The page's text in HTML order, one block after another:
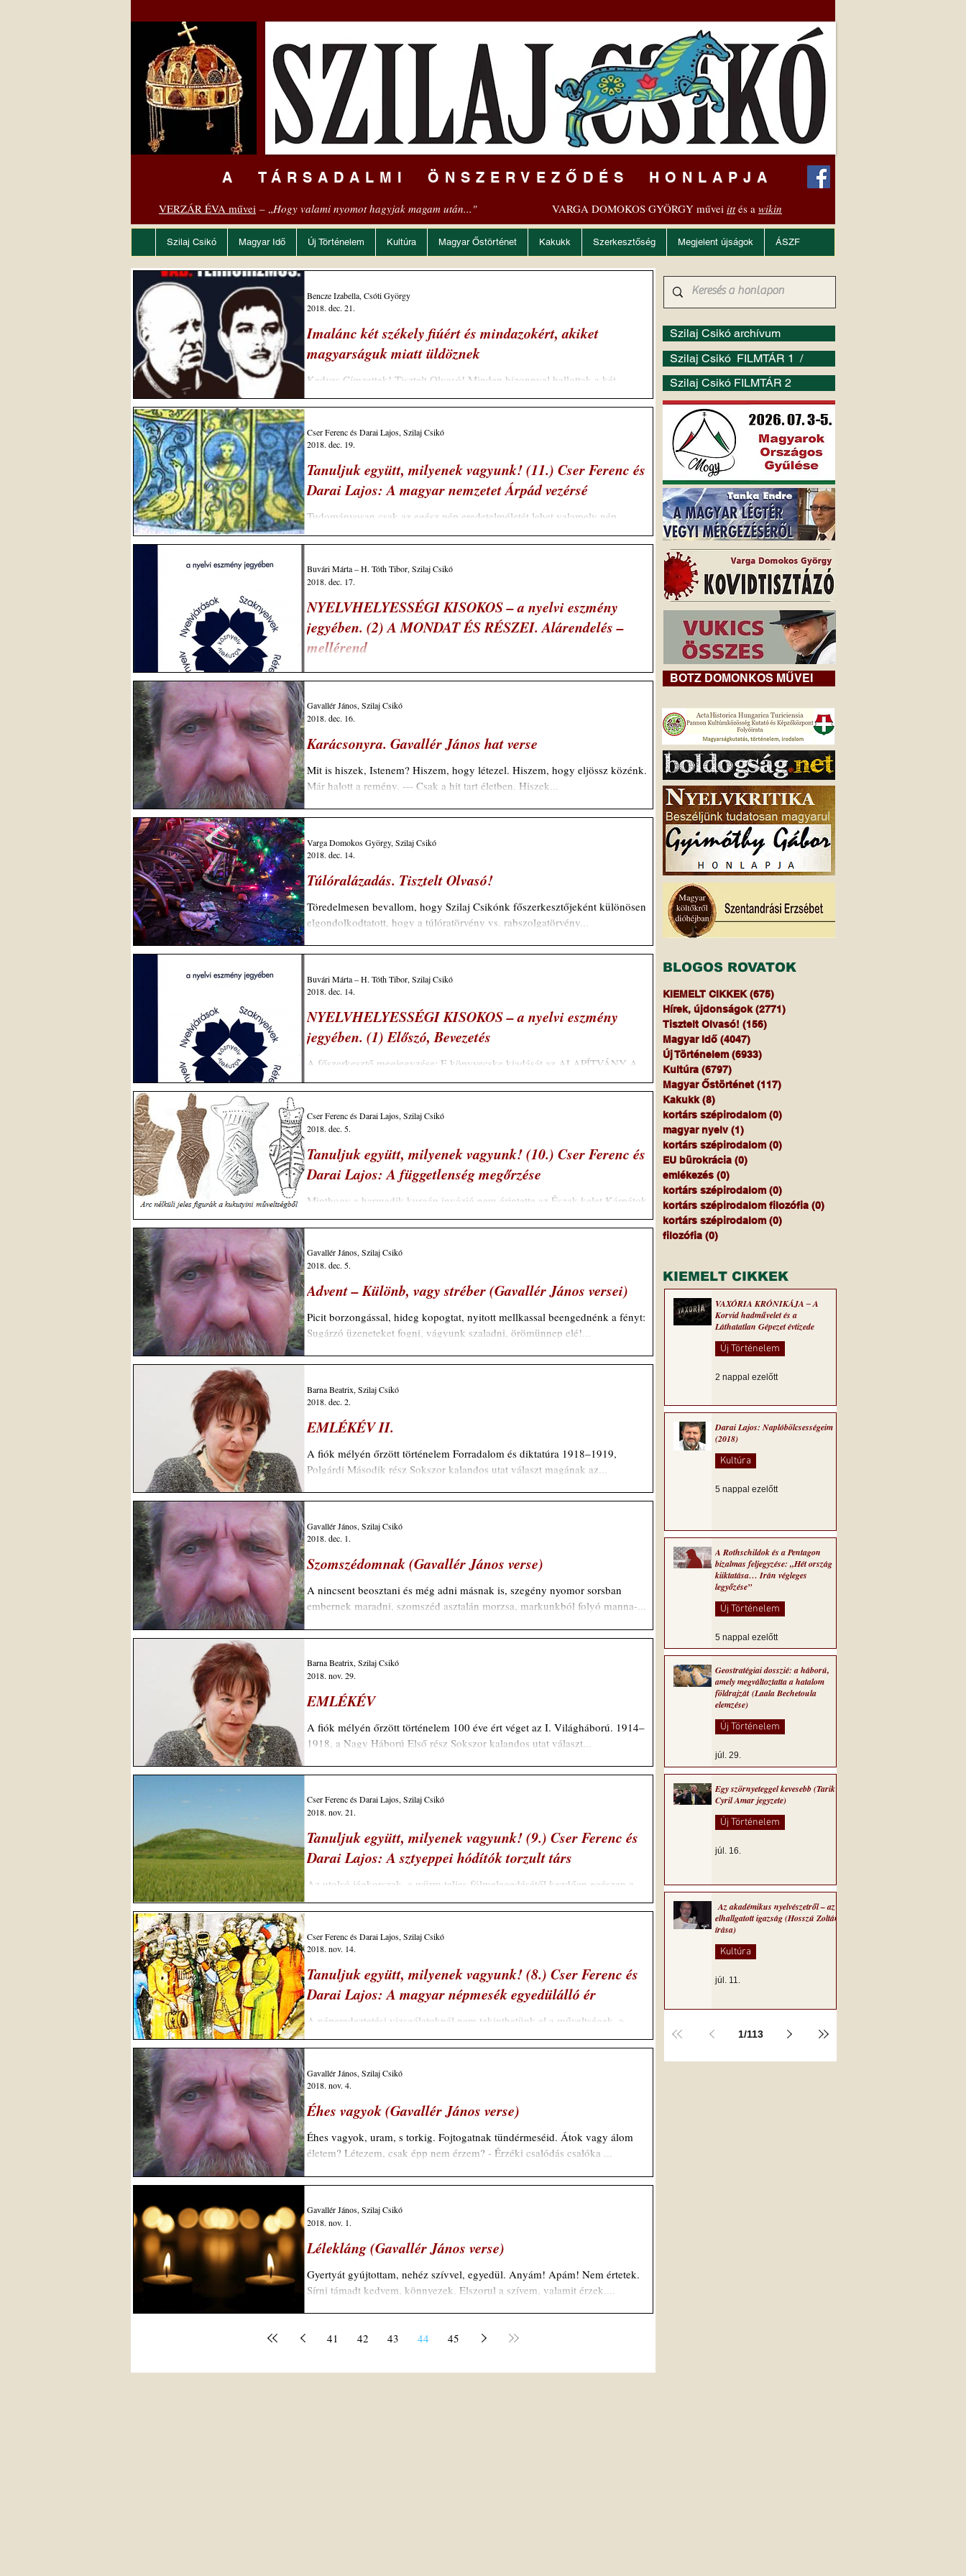
A TÁRSADALMI ÖNSZERVEZŐDÉS HONLAPJA
VERZÁR ÉVA művei – „Hogy valami nyomot hagyjak magam után..." VARGA DOMOKOS GYÖRGY művei ittés a wikin
Szilaj Csikó Magyar Idő Új Történelem Kultúra Magyar Őstörténet Kakukk Szerkesztőség Megjelent újságok ÁSZF
Imalánc két székely fiúért és mindazokért, akiket
magyarságuk miatt üldöznek
Kedves Címzettek! Tisztelt Olvasó! Minden bizonnyal hallottak a két
bebörtönzött székely fiatalról, akiket terrorizmus vádjával ítéltek...
Bencze Izabella, Csóti György
2018. dec. 21.
Tanuljuk együtt, milyenek vagyunk! (11.) Cser Ferenc és
Darai Lajos: A magyar nemzetet Árpád vezérsé
Tudományosan csak az egész nép eredetelméletét lehet valamely nép
azonosságának bizonyítására eredményesen felhasználni, a pár tízezres...
Cser Ferenc és Darai Lajos, Szilaj Csikó
2018. dec. 19.
NYELVHELYESSÉGI KISOKOS – a nyelvi eszmény
jegyében. (2) A MONDAT ÉS RÉSZEI. Alárendelés –
mellérend
Sok esetben, amikor az indoeurópai nyelvek alárendelést alkal­maznak, a
Buvári Márta – H. Tóth Tibor, Szilaj Csikó
2018. dec. 17.
Karácsonyra. Gavallér János hat verse
Mit is hiszek, Istenem? Hiszem, hogy létezel. Hiszem, hogy eljössz közénk.
Már halott a remény. --- Csak a hit tart életben. Hiszek...
Gavallér János, Szilaj Csikó
2018. dec. 16.
Túlóralázadás. Tisztelt Olvasó!
Töredelmesen bevallom, hogy Szilaj Csikónk főszerkesztőjeként különösen
elgondolkodtatott, hogy a túlóratörvény vs. rabszolgatörvény...
Varga Domokos György, Szilaj Csikó
2018. dec. 14.
NYELVHELYESSÉGI KISOKOS – a nyelvi eszmény
jegyében. (1) Előszó, Bevezetés
A főszerkesztő megjegyzése: E könyvecske kiadását az ALAPÍTVÁNY A
KÖZJÓÉRT elnevezésű szervezet támogatta. El is gondolkodtam ezen...
Buvári Márta – H. Tóth Tibor, Szilaj Csikó
2018. dec. 14.
Tanuljuk együtt, milyenek vagyunk! (10.) Cser Ferenc és
Darai Lajos: A függetlenség megőrzése
Minthogy a harmadik kurgán invázió nem érintette az Észak-kelet Kárpátok
környezetét, ott egységes sírokat találunk a Kr. e. VII....
Cser Ferenc és Darai Lajos, Szilaj Csikó
2018. dec. 5.
Advent – Különb, vagy stréber (Gavallér János versei)
Picit borzongással, hideg kopogtat, nyitott mellkassal beengednénk a fényt:
Sugárzó üzeneteket fogni, vágyunk szaladni, örömünnep elé!...
Gavallér János, Szilaj Csikó
2018. dec. 5.
EMLÉKÉV II.
A fiók mélyén őrzött történelem Forradalom és diktatúra 1918–1919,
Polgárdi Második rész Sokszor kalandos utat választ magának az...
Barna Beatrix, Szilaj Csikó
2018. dec. 2.
Szomszédomnak (Gavallér János verse)
A nincsent beosztani és még adni másnak is, szegény nyomor sorsban
embernek maradni, szomszéd asztalán morzsa, markunkból folyó manna-...
Gavallér János, Szilaj Csikó
2018. dec. 1.
EMLÉKÉV
A fiók mélyén őrzött történelem 100 éve ért véget az I. Világháború. 1914–
1918, a Nagy Háború Első rész Sokszor kalandos utat választ...
Barna Beatrix, Szilaj Csikó
2018. nov. 29.
Tanuljuk együtt, milyenek vagyunk! (9.) Cser Ferenc és
Darai Lajos: A sztyeppei hódítók torzult társ
Az utolsó jégkorszak, a würm teljes fölmelegedésétől kezdően egészen a
jelenkorig van Eurázsiában egy éghajlati övezet, a sztyeppe,...
Cser Ferenc és Darai Lajos, Szilaj Csikó
2018. nov. 21.
Tanuljuk együtt, milyenek vagyunk! (8.) Cser Ferenc és
Darai Lajos: A magyar népmesék egyedülálló ér
A néperedeztetési vizsgálatoknál nem tekinthetünk el a műveltségek, a
kultúrák összehasonlításától sem. Különösen azért nem, mert a...
Cser Ferenc és Darai Lajos, Szilaj Csikó
2018. nov. 14.
Éhes vagyok (Gavallér János verse)
Éhes vagyok, uram, s torkig. Fojtogatnak tündérmeséid. Átok vagy álom
életem? Létezem, csak épp nem érzem? - Érzéki csalódás csalóka ...
Gavallér János, Szilaj Csikó
2018. nov. 4.
Lélekláng (Gavallér János verse)
Gyertyát gyújtottam, nehéz szívvel, egyedül. Anyám! Apám! Nem értetek.
Sírni támadt kedvem, könnyezek. Elszorul a szívem, valamit érzek....
Gavallér János, Szilaj Csikó
2018. nov. 1.
41 42 43 44 45
Szilaj Csikó archívum
Szilaj Csikó FILMTÁR 1 /
Szilaj Csikó FILMTÁR 2
BOTZ DOMONKOS MŰVEI
BLOGOS ROVATOK
KIEMELT CIKKEK (675)
Hírek, újdonságok (2771)
Tisztelt Olvasó! (156)
Magyar Idő (4047)
Új Történelem (6933)
Kultúra (6797)
Magyar Őstörténet (117)
Kakukk (8)
kortárs szépirodalom (0)
magyar nyelv (1)
kortárs szépirodalom (0)
EU bürokrácia (0)
emlékezés (0)
kortárs szépirodalom (0)
kortárs szépirodalom filozófia (0)
kortárs szépirodalom (0)
filozófia (0)
KIEMELT CIKKEK
VAXÓRIA KRÓNIKÁJA ‒ A
Korvid hadművelet és a
Láthatatlan Gépezet évtizede
Új Történelem
2 nappal ezelőtt
Darai Lajos: Naplóbölcsességeim
(2018)
Kultúra
5 nappal ezelőtt
A Rothschildok és a Pentagon
bizalmas feljegyzése: „Hét ország
kiiktatása… Irán végleges
legyőzése”
Új Történelem
5 nappal ezelőtt
Geostratégiai dosszié: a háború,
amely megváltoztatta a hatalom
földrajzát (Laala Bechetoula
elemzése)
Új Történelem
júl. 29.
Egy szörnyeteggel kevesebb (Tarik
Cyril Amar jegyzete)
Új Történelem
júl. 16.
Az akadémikus nyelvészetről – az
elhallgatott igazság (Hosszú Zoltán
írása)
Kultúra
júl. 11.
1/113